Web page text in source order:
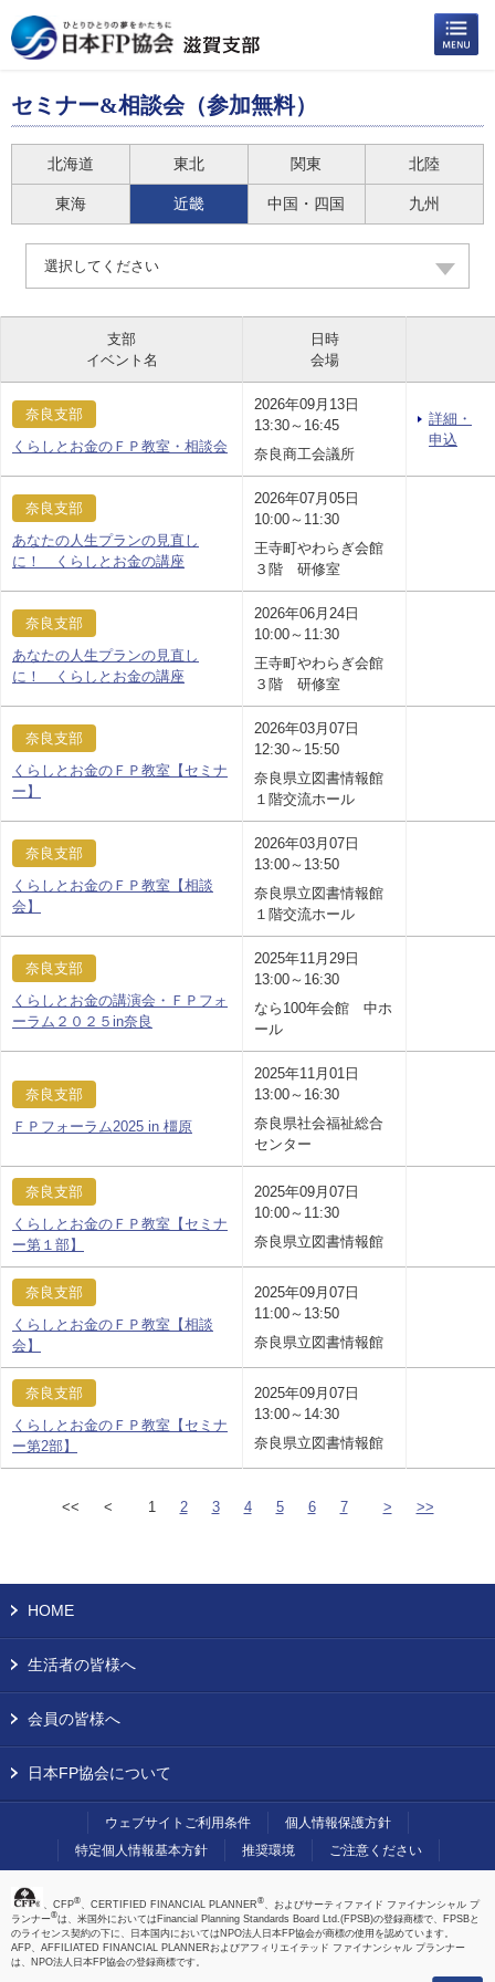
セミナー&相談会（参加無料）
北海道 東北 関東 北陸
東海 近畿 中国・四国 九州
選択してください
支部
イベント名
日時
会場
奈良支部
くらしとお金のＦＰ教室・相談会
2026年09月13日
13:30～16:45
奈良商工会議所
詳細・
申込
奈良支部
あなたの人生プランの見直し
に！ くらしとお金の講座
2026年07月05日
10:00～11:30
王寺町やわらぎ会館
３階 研修室
奈良支部
あなたの人生プランの見直し
に！ くらしとお金の講座
2026年06月24日
10:00～11:30
王寺町やわらぎ会館
３階 研修室
奈良支部
くらしとお金のＦＰ教室【セミナ
ー】
2026年03月07日
12:30～15:50
奈良県立図書情報館
１階交流ホール
奈良支部
くらしとお金のＦＰ教室【相談
会】
2026年03月07日
13:00～13:50
奈良県立図書情報館
１階交流ホール
奈良支部
くらしとお金の講演会・ＦＰフォ
ーラム２０２５in奈良
2025年11月29日
13:00～16:30
なら100年会館 中ホ
ール
奈良支部
ＦＰフォーラム2025 in 橿原
2025年11月01日
13:00～16:30
奈良県社会福祉総合
センター
奈良支部
くらしとお金のＦＰ教室【セミナ
ー第１部】
2025年09月07日
10:00～11:30
奈良県立図書情報館
奈良支部
くらしとお金のＦＰ教室【相談
会】
2025年09月07日
11:00～13:50
奈良県立図書情報館
奈良支部
くらしとお金のＦＰ教室【セミナ
ー第2部】
2025年09月07日
13:00～14:30
奈良県立図書情報館
<< < 1 2 3 4 5 6 7 > >>
HOME
生活者の皆様へ
会員の皆様へ
日本FP協会について
ウェブサイトご利用条件
個人情報保護方針
特定個人情報基本方針
推奨環境 ご注意ください
、CFP®、CERTIFIED FINANCIAL PLANNER®、およびサーティファイド ファイナンシャル プ
ランナー®は、米国外においてはFinancial Planning Standards Board Ltd.(FPSB)の登録商標で、FPSBと
のライセンス契約の下に、日本国内においてはNPO法人日本FP協会が商標の使用を認めています。
AFP、AFFILIATED FINANCIAL PLANNERおよびアフィリエイテッド ファイナンシャル プランナー
は、NPO法人日本FP協会の登録商標です。